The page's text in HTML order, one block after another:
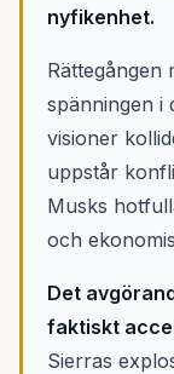
nyfikenhet.
Rättegången
spänningen i
visioner
uppstår
Musks
och
Det
faktiskt
Sierras